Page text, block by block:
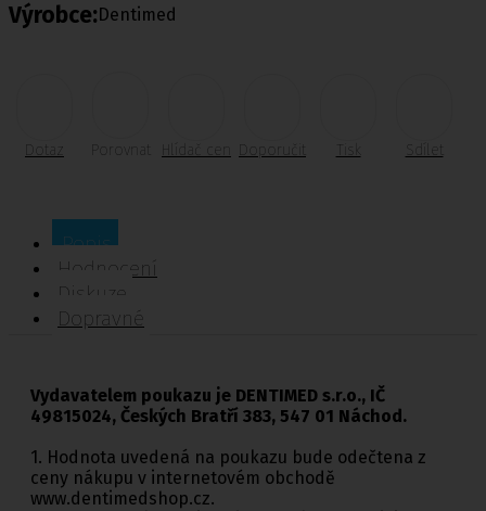
Výrobce:Dentimed
Dotaz Porovnat Doporučit Tisk Sdílet
Popis
Hodnocení
Diskuze
Dopravné
Vydavatelem poukazu je DENTIMED s.r.o., IČ
49815024, Českých Bratří 383, 547 01 Náchod.
1. Hodnota uvedená na poukazu bude odečtena z
ceny nákupu v internetovém obchodě
www.dentimedshop.cz.